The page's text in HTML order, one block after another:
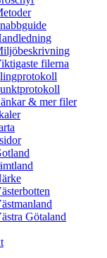
filerna
& mer filer
Götaland